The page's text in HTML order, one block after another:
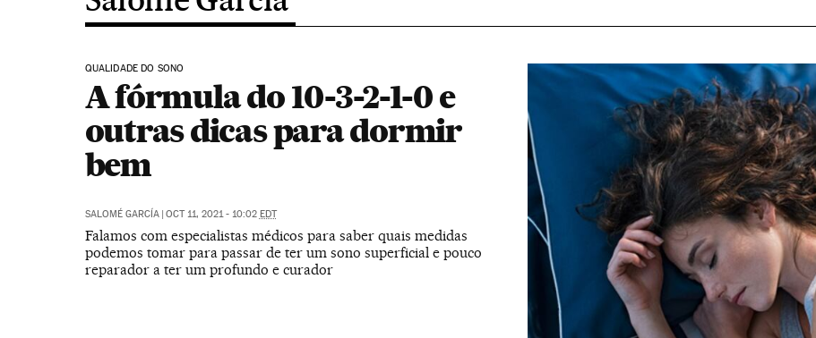
QUALIDADE DO SONO
A fórmula do 10-3-2-1-0 e
outras dicas para dormir
bem
SALOMÉ GARCÍA | OCT 11, 2021 - 10:02 EDT
Falamos com especialistas médicos para saber quais medidas
podemos tomar para passar de ter um sono superficial e pouco
reparador a ter um profundo e curador